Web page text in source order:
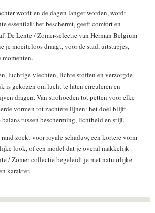
wordt en de dagen langer worden, wordt
essential: het beschermt, geeft comfort en
De Lente / Zomer-selectie van Herman Belgium
je moeiteloos draagt, voor de stad, uitstapjes,
momenten.
luchtige vlechten, lichte stoffen en verzorgde
is gekozen om lucht te laten circuleren en
dragen. Van strohoeden tot petten voor elke
vormen tot zachtere lijnen: het doel blijft
tussen bescherming, lichtheid en stijl.
zoekt voor royale schaduw, een kortere vorm
look, of een model dat je overal makkelijk
/ Zomer-collectie begeleidt je met natuurlijke
karakter.